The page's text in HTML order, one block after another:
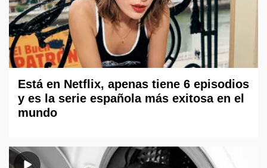
Está en Netflix, apenas tiene 6 episodios
y es la serie española más exitosa en el
mundo